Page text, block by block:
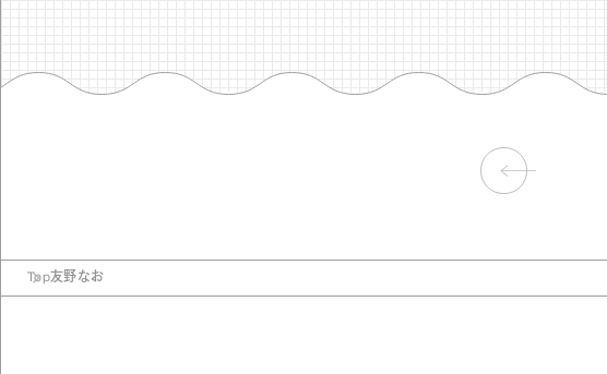
Top友野なお